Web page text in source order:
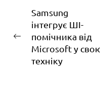
Навігація
записів
Попередній
запис:
Samsung
інтегрує ШІ-
помічника від
Microsoft у
техніку